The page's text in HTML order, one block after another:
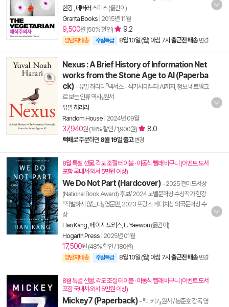
한강, 데버러 스미스(옮긴이)
Granta Books 2015년 11월
9,500원 (50% 할인) 9.2
양탄자배송 주말특급 8월 10일 (월) 아침 7시 출근전 배송 변경
Nexus : A Brief History of Information Net
works from the Stone Age to AI (Paperba
ck) - 유발 하라리『넥서스 - 석기시대부터 AI까지, 정보 네트워크
로 보는 인류 역사』원서
유발 하라리
Random House 2024년 09월
37,940원 (18% 할인 / 1,900원) 8.0
택배로 주문하면 8월 19일 출고 변경
8월 특별 선물. 각도 조절 테이블 · 이동식 빨래 바구니 (이벤트 도서
포함 국내서·외서 5만원 이상)
We Do Not Part (Hardcover) - 2025 전미도서상
(National Book Award) 후보/ 2024 노벨문학상 수상작가 한강
『작별하지 않는다』영문판, 2023 프랑스 메디치상 외국문학상 수
상
Han Kang 페이지 모리스, E. Yaewon (옮긴이)
Hogarth Press 2025년 01월
17,500원 (48% 할인 / 180원)
양탄자배송 주말특급 8월 10일 (월) 아침 7시 출근전 배송 변경
8월 특별 선물. 각도 조절 테이블 · 이동식 빨래 바구니 (이벤트 도서
포함 국내서·외서 5만원 이상)
Mickey7 (Paperback) - 『미키7』원서 / 봉준호 감독 영